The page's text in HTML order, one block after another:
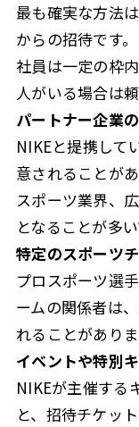
最も確実な方法
からの招待です。
社員は一定の枠
人がいる場合は
パートナー企業
NIKEと提携して
意されることがあ
スポーツ業界、
となることが多い
特定のスポーツ
プロスポーツ選
ームの関係者は
れることがありま
イベントや特別
NIKEが主催する
と、招待チケッ